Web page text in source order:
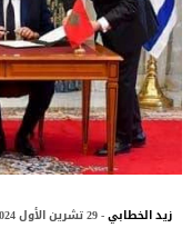
زيد الخطابي- 29 تشرين الأول 2024